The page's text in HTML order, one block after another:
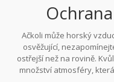
Ačkoli může horský
osvěžující,
ostřejší než na rovině.
množství atmosféry,